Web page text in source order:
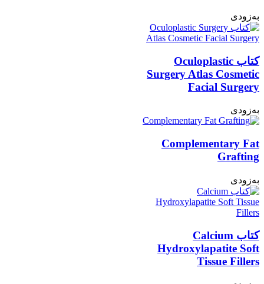
به‌زودی
کتاب Oculoplastic
Surgery Atlas Cosmetic
Facial Surgery
به‌زودی
Complementary Fat
Grafting
به‌زودی
کتاب Calcium
Hydroxylapatite Soft
Tissue Fillers